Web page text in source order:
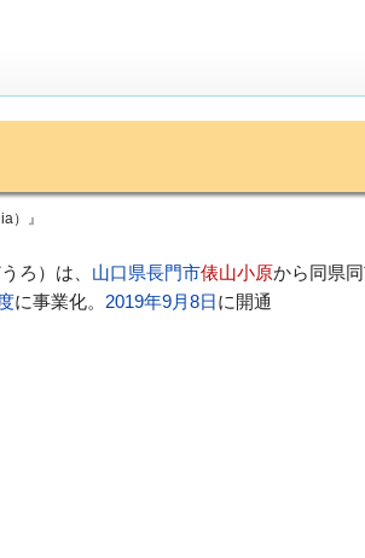
）』
ろ）は、 山口県長門市俵山小原から同県
に事業化。 2019年9月8日に開通